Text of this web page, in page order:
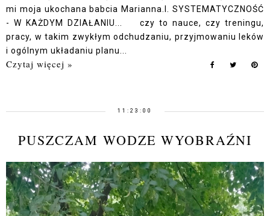
mi moja ukochana babcia Marianna.I. SYSTEMATYCZNOŚĆ
- W KAŻDYM DZIAŁANIU... czy to nauce, czy treningu,
pracy, w takim zwykłym odchudzaniu, przyjmowaniu leków
i ogólnym układaniu planu...
Czytaj więcej »
11:23:00
PUSZCZAM WODZE WYOBRAŹNI